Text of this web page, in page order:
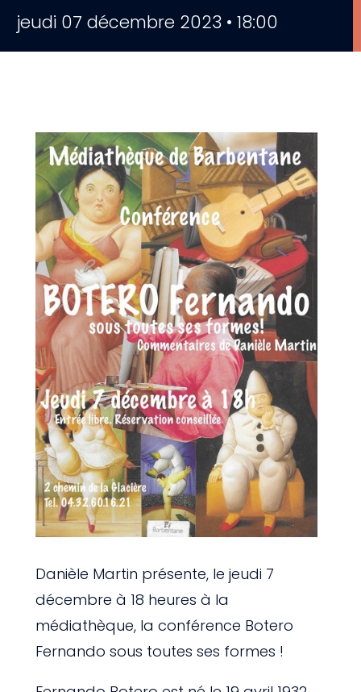
jeudi 07 décembre 2023 • 18:00
Danièle Martin présente, le jeudi 7
décembre à 18 heures à la
médiathèque, la conférence Botero
Fernando sous toutes ses formes !